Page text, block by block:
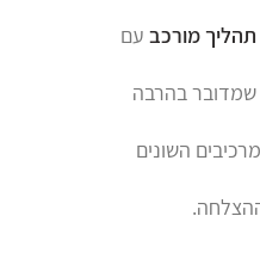
תהליך מורכב עם
שמדובר בהרבה
השונים